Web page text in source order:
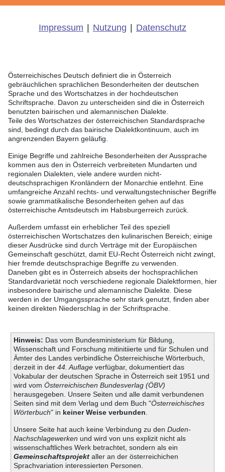
Impressum Nutzung Datenschutz
Österreichisches Deutsch definiert die in Österreich
gebräuchlichen sprachlichen Besonderheiten der deutschen
Sprache und des Wortschatzes in der hochdeutschen
Schriftsprache. Davon zu unterscheiden sind die in Österreich
benutzten bairischen und alemannischen Dialekte.
Teile des Wortschatzes der österreichischen Standardsprache
sind, bedingt durch das bairische Dialektkontinuum, auch im
angrenzenden Bayern geläufig.
Einige Begriffe und zahlreiche Besonderheiten der Aussprache
kommen aus den in Österreich verbreiteten Mundarten und
regionalen Dialekten, viele andere wurden nicht-
deutschsprachigen Kronländern der Monarchie entlehnt. Eine
umfangreiche Anzahl rechts- und verwaltungstechnischer Begriffe
sowie grammatikalische Besonderheiten gehen auf das
österreichische Amtsdeutsch im Habsburgerreich zurück.
Außerdem umfasst ein erheblicher Teil des speziell
österreichischen Wortschatzes den kulinarischen Bereich; einige
dieser Ausdrücke sind durch Verträge mit der Europäischen
Gemeinschaft geschützt, damit EU-Recht Österreich nicht zwingt,
hier fremde deutschsprachige Begriffe zu verwenden.
Daneben gibt es in Österreich abseits der hochsprachlichen
Standardvarietät noch verschiedene regionale Dialektformen, hier
insbesondere bairische und alemannische Dialekte. Diese
werden in der Umgangssprache sehr stark genutzt, finden aber
keinen direkten Niederschlag in der Schriftsprache.
Hinweis: Das vom Bundesministerium für Bildung,
Wissenschaft und Forschung mitinitiierte und für Schulen und
Ämter des Landes verbindliche Österreichische Wörterbuch,
derzeit in der 44. Auflageverfügbar, dokumentiert das
Vokabular der deutschen Sprache in Österreich seit 1951 und
wird vom Österreichischen Bundesverlag (ÖBV)
herausgegeben. Unsere Seiten und alle damit verbundenen
Seiten sind mit dem Verlag und dem Buch "Österreichisches
Wörterbuch" in keiner Weise verbunden
Unsere Seite hat auch keine Verbindung zu den Duden-
Nachschlagewerken und wird von uns explizit nicht als
wissenschaftliches Werk betrachtet, sondern als ein
Gemeinschaftsprojektaller an der österreichichen
Sprachvariation interessierten Personen.